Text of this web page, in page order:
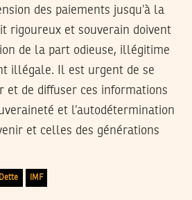
des paiements jusqu’à la
rigoureux et souverain doivent
de la part odieuse, illégitime
illégale. Il est urgent de se
et de diffuser ces informations
et l’autodétermination
et celles des générations
Dette IMF